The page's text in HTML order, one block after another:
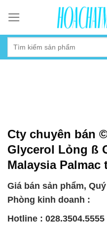
content
Cty chuyên bán
Glycerol Lỏng ß
Malaysia
Giá bán sản phẩm,
Phòng kinh doanh :
Hotline : 028.3504.5555